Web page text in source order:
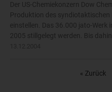
Der US-Chemiekonzern Dow
Produktion des syndiotaktischen
einstellen. Das 36.000 jato-Werk
2005 stillgelegt werden. Bis
« Zurück